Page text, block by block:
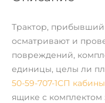
Трактор, прибывший
осматривают и
повреждений,
единицы, целы ли
50-59-707-1СП кабины
ящике с комплектом